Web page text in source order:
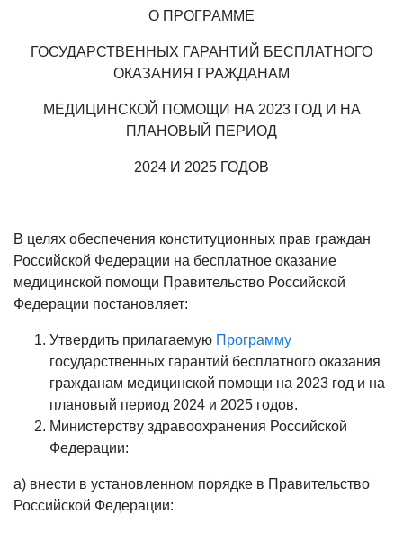
О ПРОГРАММЕ
ГОСУДАРСТВЕННЫХ ГАРАНТИЙ БЕСПЛАТНОГО
ОКАЗАНИЯ ГРАЖДАНАМ
МЕДИЦИНСКОЙ ПОМОЩИ НА 2023 ГОД И НА
ПЛАНОВЫЙ ПЕРИОД
2024 И 2025 ГОДОВ
В целях обеспечения конституционных прав граждан
Российской Федерации на бесплатное оказание
медицинской помощи Правительство Российской
Федерации постановляет:
Утвердить прилагаемую Программу
государственных гарантий бесплатного оказания
гражданам медицинской помощи на 2023 год и на
плановый период 2024 и 2025 годов.
Министерству здравоохранения Российской
Федерации:
а) внести в установленном порядке в Правительство
Российской Федерации: